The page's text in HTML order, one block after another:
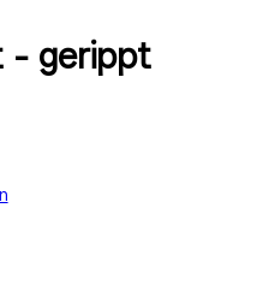
- gerippt